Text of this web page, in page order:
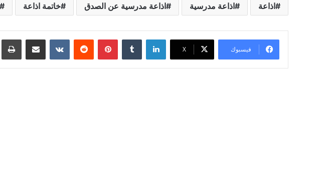
اذاعة اذاعة مدرسية اذاعة مدرسية عن الصدق خاتمة اذاعة
فيسبوك ‫X
لينكدإن بينتيريست